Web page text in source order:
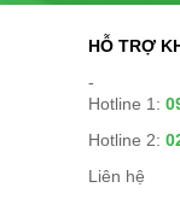
HỖ TRỢ
-
Hotline 1:
Hotline 2:
Liên hệ